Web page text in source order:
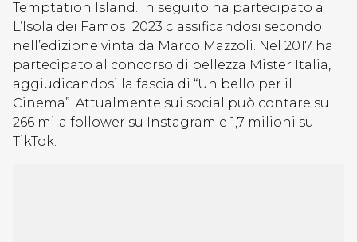
Temptation Island. In seguito ha partecipato a
L’Isola dei Famosi 2023 classificandosi secondo
nell’edizione vinta da Marco Mazzoli. Nel 2017 ha
partecipato al concorso di bellezza Mister Italia,
aggiudicandosi la fascia di “Un bello per il
Cinema”. Attualmente sui social può contare su
266 mila follower su Instagram e 1,7 milioni su
TikTok.